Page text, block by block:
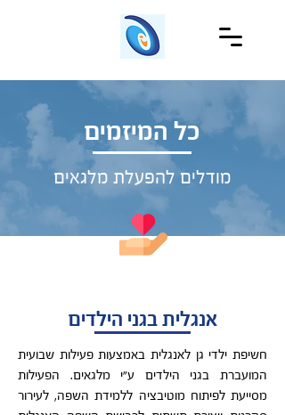
כל המיזמים
מודלים להפעלת מלגאים
אנגלית בגני הילדים
חשיפת ילדי גן לאנגלית באמצעות פעילות שבועית
המועברת בגני הילדים ע"י מלגאים. הפעילות
מסייעת לפיתוח מוטיבציה ללמידת השפה, לעירור